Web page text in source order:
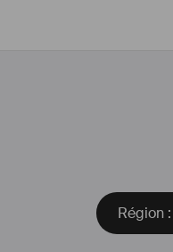
Région
et réalisant des courts
les Mentions Spéciales de la
et la Meilleure Décoration –
poste, alliant esthétique et
séduit. Il m'a appris une
regard, et m'a permis de